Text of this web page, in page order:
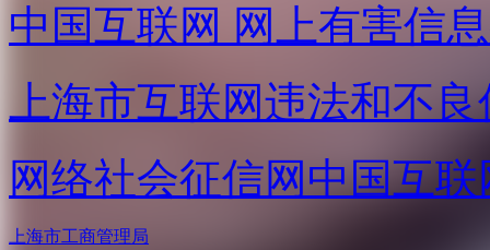
中国互联网 网上有害信
上海市互联网违法和不
网络社会征信网 中国互
上海市工商管理局